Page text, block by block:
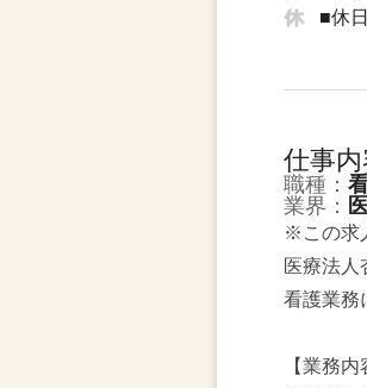
■休
仕事内
職種：
業界：
※この求
医療法人
看護業務
【業務内